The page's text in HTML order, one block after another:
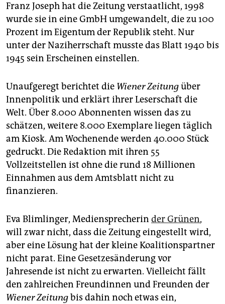
Franz Joseph hat die Zeitung verstaatlicht, 1998
wurde sie in eine GmbH umgewandelt, die zu 100
Prozent im Eigentum der Republik steht. Nur
unter der Naziherrschaft musste das Blatt 1940 bis
1945 sein Erscheinen einstellen.
Unaufgeregt berichtet die Wiener Zeitungüber
Innenpolitik und erklärt ihrer Leserschaft die
Welt. Über 8.000 Abonnenten wissen das zu
schätzen, weitere 8.000 Exemplare liegen täglich
am Kiosk. Am Wochenende werden 40.000 Stück
gedruckt. Die Redaktion mit ihren 55
Vollzeitstellen ist ohne die rund 18 Millionen
Einnahmen aus dem Amtsblatt nicht zu
finanzieren.
Eva Blimlinger, Mediensprecherin der Grünen,
will zwar nicht, dass die Zeitung eingestellt wird,
aber eine Lösung hat der kleine Koalitionspartner
nicht parat. Eine Gesetzesänderung vor
Jahresende ist nicht zu erwarten. Vielleicht fällt
den zahlreichen Freundinnen und Freunden der
Wiener Zeitungbis dahin noch etwas ein,